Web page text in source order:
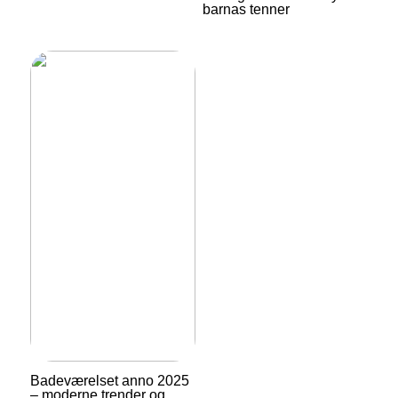
barnas tenner
Badeværelset anno 2025